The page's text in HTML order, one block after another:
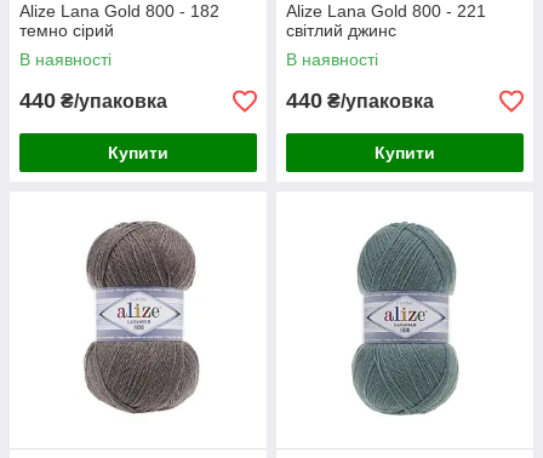
Alize Lana Gold 800 - 182
темно сірий
В наявності
440 ₴/упаковка
Купити
Alize Lana Gold 800 - 221
світлий джинс
В наявності
440 ₴/упаковка
Купити